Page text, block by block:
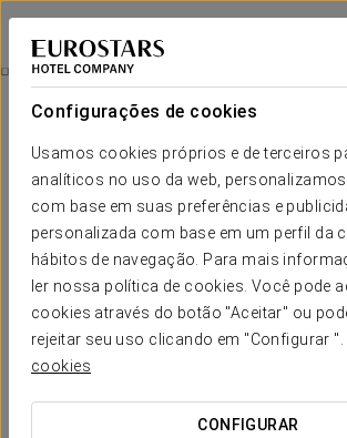
Configurações de cookies
Usamos cookies próprios e de terceiros
analíticos no uso da web,
com base em suas preferências e
personalizada com base em um perfil da
hábitos de navegação. Para mais
ler nossa política de cookies. Você pode
cookies através do botão "Aceitar" ou
rejeitar seu uso clicando em "Configurar ".
cookies
CONFIGURAR
Dorma Puerta de San Pedro
LUGO
Comemore Connosco!
35 €
Comemore connosco!
Gostaria de comemorar uma festa,